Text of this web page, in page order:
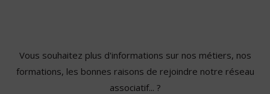
Vous souhaitez plus d'informations sur nos métiers, nos
formations, les bonnes raisons de rejoindre notre réseau
associatif... ?